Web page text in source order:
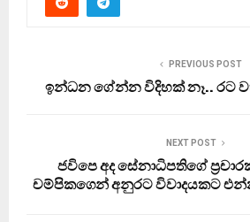
PREVIOUS POST
ඉන්ධන ගේන්න විදිහක් නෑ.. රට
NEXT POST
ජවිපෙ අද සේනාධිපතිගේ
චම්පිකගෙන් අනුරට විවාදයකට